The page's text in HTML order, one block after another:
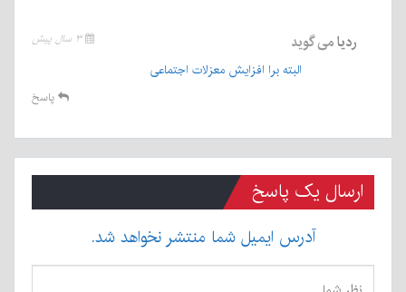
ردیامی گوید ۳ سال پیش
البته برا افزایش معزلات اجتماعی
پاسخ
ارسال یک پاسخ
آدرس ایمیل شما منتشر نخواهد شد.